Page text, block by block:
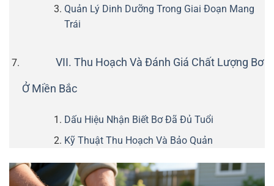
Quản Lý Dinh Dưỡng Trong Giai Đoạn Mang
Trái
VII. Thu Hoạch Và Đánh Giá Chất Lượng Bơ
Ở Miền Bắc
Dấu Hiệu Nhận Biết Bơ Đã Đủ Tuổi
Kỹ Thuật Thu Hoạch Và Bảo Quản